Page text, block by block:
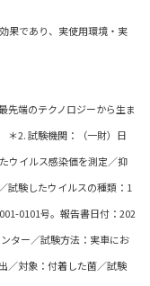
であり、実使用環境・実
端のテクノロジーから生ま
＊2. 試験機関：（一財）日
ウイルス感染価を測定／抑
試験したウイルスの種類：1
0101号。報告書日付：202
ター／試験方法：実車にお
／対象：付着した菌／試験